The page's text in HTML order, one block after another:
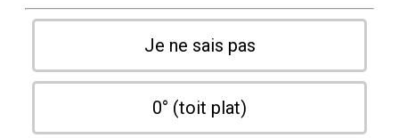
Je ne sais pas
0° (toit plat)